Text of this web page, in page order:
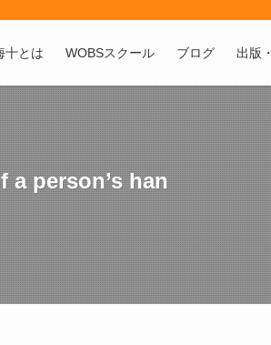
十とは WOBSスクール ブログ 出版
a person’s han